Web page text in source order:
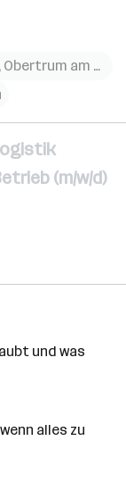
, Obertrum am See
(m/w/d)
und was
alles zu